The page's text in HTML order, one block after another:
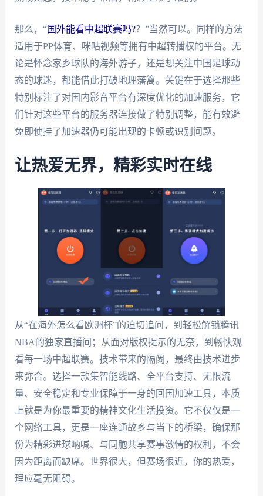
那么，“国外能看中超联赛吗?？”当然可以。同样的方法
适用于PP体育、咪咕视频等拥有中超转播权的平台。无
论是怀念家乡球队的海外游子，还是想关注中国足球动
态的球迷，都能借此打破地理藩篱。关键在于选择那些
特别标注了对国内影音平台有深度优化的加速服务，它
们针对这些平台的服务器连接做了特别调整，能有效避
免即使挂了加速器仍可能出现的卡顿或识别问题。
让热爱无界，精彩实时在线
从“在海外怎么看欧洲杯”的迫切追问，到轻松解锁腾讯
NBA的独家直播间；从面对版权提示的无奈，到畅快观
看每一场中超联赛。技术带来的隔阂，最终由技术进步
来弥合。选择一款集智能线路、全平台支持、无限流
量、安全稳定和专业保障于一身的回国加速工具，本质
上就是为你最重要的精神文化生活投资。它不仅仅是一
个网络工具，更是一座连通故乡与当下的桥梁，确保那
份为精彩进球呐喊、与同胞共享赛事激情的权利，不会
因为距离而缺席。世界很大，但赛场很近，你的热爱，
理应毫无阻碍。